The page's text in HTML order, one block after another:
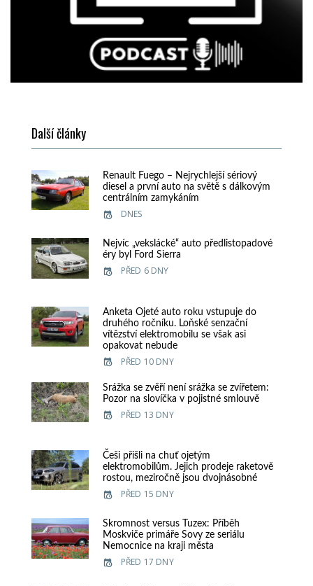
Další články
Renault Fuego – Nejrychlejší sériový
diesel a první auto na světě s dálkovým
centrálním zamykáním
DNES
Nejvíc „vekslácké“ auto předlistopadové
éry byl Ford Sierra
PŘED 6 DNY
Anketa Ojeté auto roku vstupuje do
druhého ročníku. Loňské senzační
vítězství elektromobilu se však asi
opakovat nebude
PŘED 10 DNY
Srážka se zvěří není srážka se zvířetem:
Pozor na slovíčka v pojistné smlouvě
PŘED 13 DNY
Češi přišli na chuť ojetým
elektromobilům. Jejich prodeje raketově
rostou, meziročně jsou dvojnásobné
PŘED 15 DNY
Skromnost versus Tuzex: Příběh
Moskviče primáře Sovy ze seriálu
Nemocnice na kraji města
PŘED 17 DNY